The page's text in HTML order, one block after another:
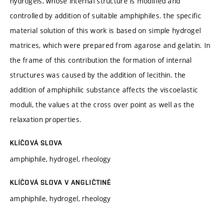
controlled by addition of suitable amphiphiles. the specific
material solution of this work is based on simple hydrogel
matrices, which were prepared from agarose and gelatin. In
the frame of this contribution the formation of internal
structures was caused by the addition of lecithin. the
addition of amphiphilic substance affects the viscoelastic
moduli, the values at the cross over point as well as the
relaxation properties.
KLÍČOVÁ SLOVA
amphiphile, hydrogel, rheology
KLÍČOVÁ SLOVA V ANGLIČTINĚ
amphiphile, hydrogel, rheology